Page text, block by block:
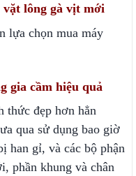
lông gà vịt mới
lựa chọn mua máy
gia cầm hiệu quả
thức đẹp hơn hẳn
qua sử dụng bao giờ
han gỉ, và các bộ phận
phần khung và chân